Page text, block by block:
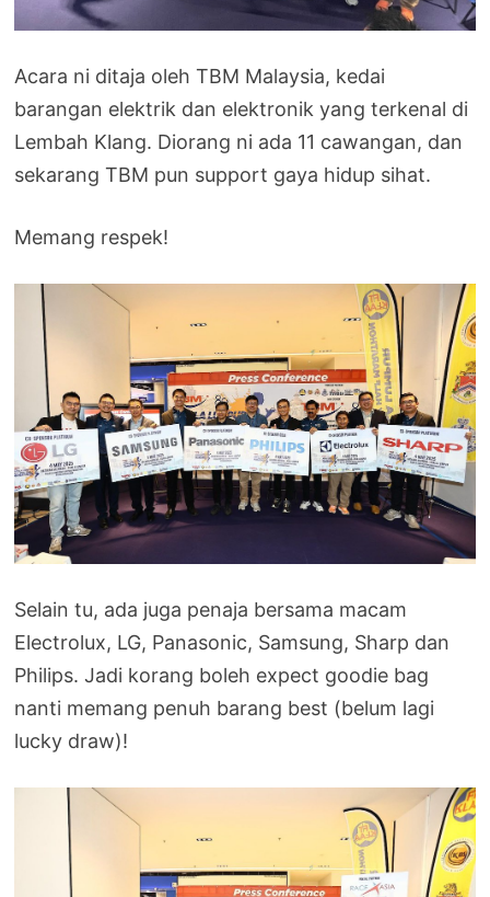
Acara ni ditaja oleh TBM Malaysia, kedai
barangan elektrik dan elektronik yang terkenal di
Lembah Klang. Diorang ni ada 11 cawangan, dan
sekarang TBM pun support gaya hidup sihat.
Memang respek!
Selain tu, ada juga penaja bersama macam
Electrolux, LG, Panasonic, Samsung, Sharp dan
Philips. Jadi korang boleh expect goodie bag
nanti memang penuh barang best (belum lagi
lucky draw)!